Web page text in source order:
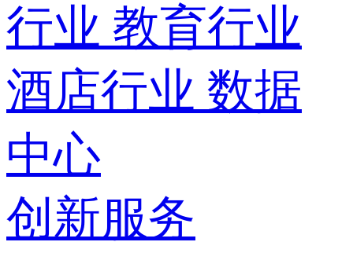
行业 教育行业
酒店行业 数据
中心
创新服务